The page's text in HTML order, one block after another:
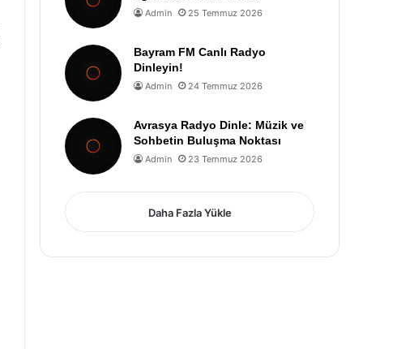
Admin 25 Temmuz 2026
Bayram FM Canlı Radyo
Dinleyin!
Admin 24 Temmuz 2026
Avrasya Radyo Dinle: Müzik ve
Sohbetin Buluşma Noktası
Admin 23 Temmuz 2026
Daha Fazla Yükle